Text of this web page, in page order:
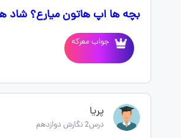
بچه ها اپ هاتون میارع؟ شاد
جواب معرکه
پریا
درس2 نگارش دوازدهم